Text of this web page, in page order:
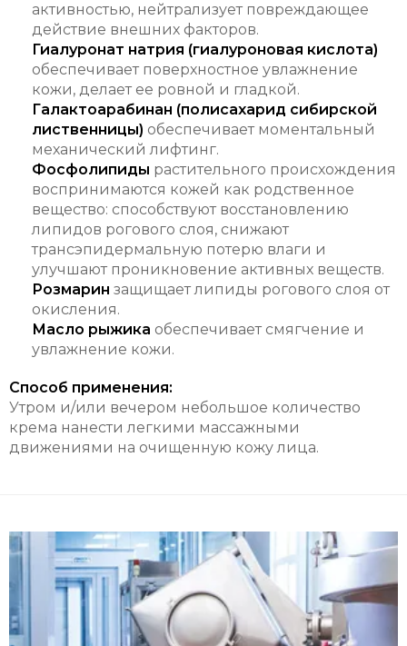
активностью, нейтрализует повреждающее
действие внешних факторов.
Гиалуронат натрия (гиалуроновая кислота)
обеспечивает поверхностное увлажнение
кожи, делает ее ровной и гладкой.
Галактоарабинан (полисахарид сибирской
лиственницы) обеспечивает моментальный
механический лифтинг.
Фосфолипиды растительного происхождения
воспринимаются кожей как родственное
вещество: способствуют восстановлению
липидов рогового слоя, снижают
трансэпидермальную потерю влаги и
улучшают проникновение активных веществ.
Розмарин защищает липиды рогового слоя от
окисления.
Масло рыжика обеспечивает смягчение и
увлажнение кожи.
Способ применения:
Утром и/или вечером небольшое количество
крема нанести легкими массажными
движениями на очищенную кожу лица.